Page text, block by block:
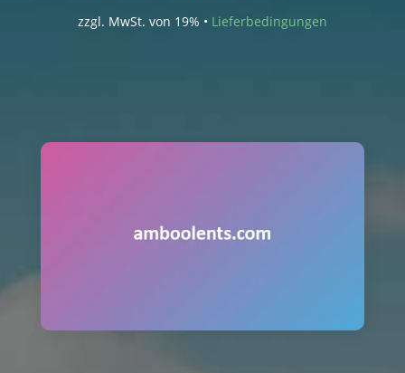
zzgl. MwSt. von 19% • Lieferbedingungen